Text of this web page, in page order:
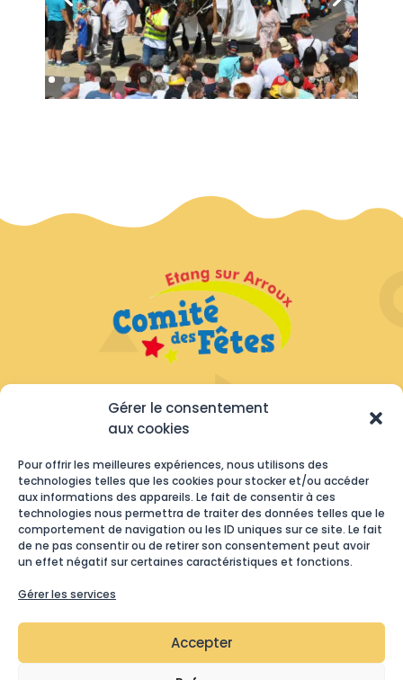
Gérer le consentement
aux cookies
Pour offrir les meilleures expériences, nous utilisons des
technologies telles que les cookies pour stocker et/ou accéder
aux informations des appareils. Le fait de consentir à ces
technologies nous permettra de traiter des données telles que le
comportement de navigation ou les ID uniques sur ce site. Le fait
de ne pas consentir ou de retirer son consentement peut avoir
un effet négatif sur certaines caractéristiques et fonctions.
Gérer les services
Accepter
NOUS CONTACTER

2 Rue des Résistants
71190 Etang-sur-Arroux

TÉLÉPHONE
07 85 07 03 02

MENTIONS LÉGALES